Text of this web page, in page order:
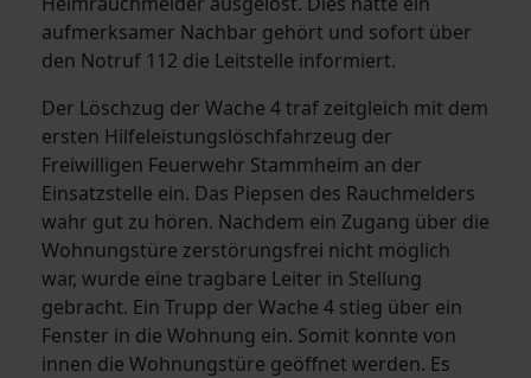
aufmerksamer Nachbar gehört und sofort über
den Notruf 112 die Leitstelle informiert.
Der Löschzug der Wache 4 traf zeitgleich mit dem
ersten Hilfeleistungslöschfahrzeug der
Freiwilligen Feuerwehr Stammheim an der
Einsatzstelle ein. Das Piepsen des Rauchmelders
wahr gut zu hören. Nachdem ein Zugang über die
Wohnungstüre zerstörungsfrei nicht möglich
war, wurde eine tragbare Leiter in Stellung
gebracht. Ein Trupp der Wache 4 stieg über ein
Fenster in die Wohnung ein. Somit konnte von
innen die Wohnungstüre geöffnet werden. Es